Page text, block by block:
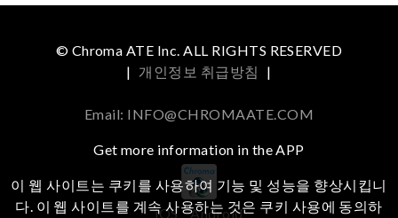
© Chroma ATE Inc. ALL RIGHTS RESERVED
| 개인정보 취급방침 |
Email: INFO@CHROMAATE.COM
Get more information in the APP
iOS Android
이 웹 사이트는 쿠키를 사용하여 기능 및 성능을 향상시킵니
다. 이 웹 사이트를 계속 사용하는 것은 쿠키 사용에 동의하